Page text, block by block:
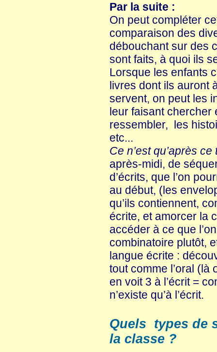
Par la suite :
On peut compléter
comparaison des
débouchant sur des
sont faits, à quoi ils
Lorsque les enfants
livres dont ils auront
servent, on peut les
leur faisant chercher
ressembler, les
etc...
Ce n’est qu’après
après-midi, de
d’écrits, que l’on
au début, (les
qu’ils contiennent,
écrite, et amorcer la
accéder à ce que
combinatoire plutôt,
langue écrite :
tout comme l’oral (là
en voit 3 à l’écrit =
n’existe qu’à l’écrit.
Quels types de
la classe ?